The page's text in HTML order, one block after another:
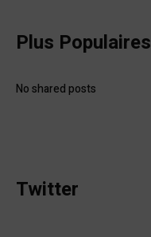
Plus Populaires
No shared posts
Twitter